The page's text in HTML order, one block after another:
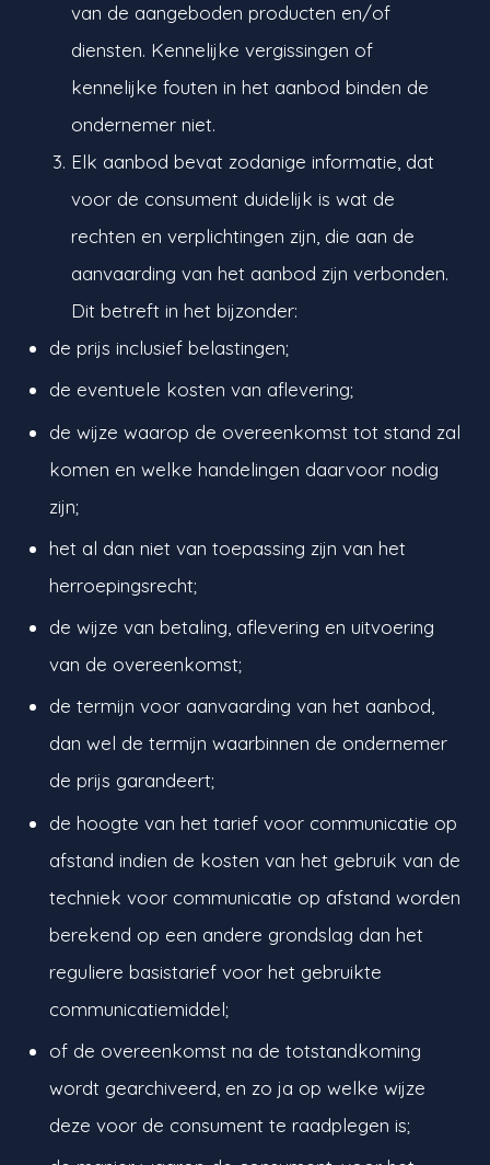
van de aangeboden producten en/of
diensten. Kennelijke vergissingen of
kennelijke fouten in het aanbod binden de
ondernemer niet.
Elk aanbod bevat zodanige informatie, dat
voor de consument duidelijk is wat de
rechten en verplichtingen zijn, die aan de
aanvaarding van het aanbod zijn verbonden.
Dit betreft in het bijzonder:
de prijs inclusief belastingen;
de eventuele kosten van aflevering;
de wijze waarop de overeenkomst tot stand zal
komen en welke handelingen daarvoor nodig
zijn;
het al dan niet van toepassing zijn van het
herroepingsrecht;
de wijze van betaling, aflevering en uitvoering
van de overeenkomst;
de termijn voor aanvaarding van het aanbod,
dan wel de termijn waarbinnen de ondernemer
de prijs garandeert;
de hoogte van het tarief voor communicatie op
afstand indien de kosten van het gebruik van de
techniek voor communicatie op afstand worden
berekend op een andere grondslag dan het
reguliere basistarief voor het gebruikte
communicatiemiddel;
of de overeenkomst na de totstandkoming
wordt gearchiveerd, en zo ja op welke wijze
deze voor de consument te raadplegen is;